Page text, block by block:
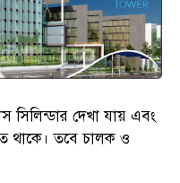
সিলিন্ডার দেখা যায় এবং
থাকে। তবে চালক ও